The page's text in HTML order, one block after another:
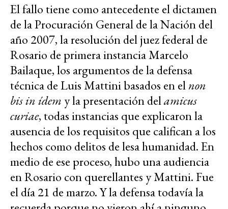
El fallo tiene como antecedente el dictamen
de la Procuración General de la Nación del
año 2007, la resolución del juez federal de
Rosario de primera instancia Marcelo
Bailaque, los argumentos de la defensa
técnica de Luis Mattini basados en elnon
bis in ídem y la presentación delamicus
curiae, todas instancias que explicaron la
ausencia de los requisitos que califican a los
hechos como delitos de lesa humanidad. En
medio de ese proceso, hubo una audiencia
en Rosario con querellantes y Mattini. Fue
el día 21 de marzo. Y la defensa todavía la